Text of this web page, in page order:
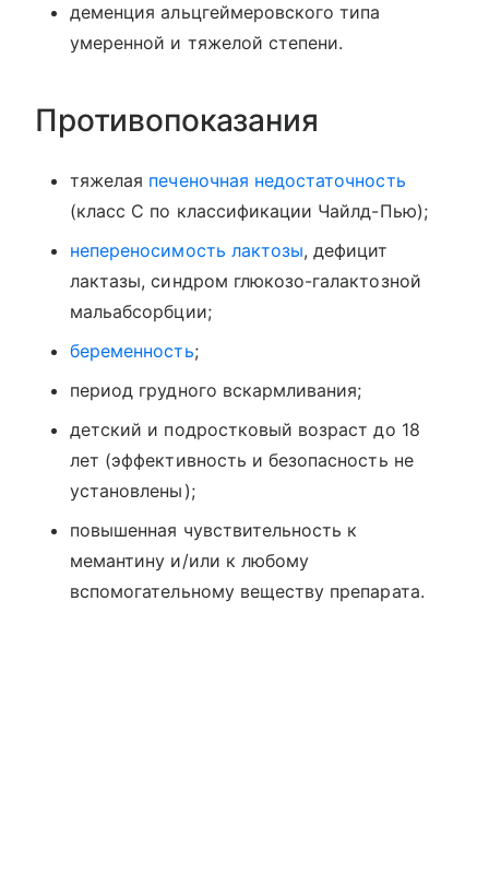
деменция альцгеймеровского типа
умеренной и тяжелой степени.
Противопоказания
тяжелая печеночная недостаточность
(класс С по классификации Чайлд-Пью);
непереносимость лактозы, дефицит
лактазы, синдром глюкозо-галактозной
мальабсорбции;
беременность;
период грудного вскармливания;
детский и подростковый возраст до 18
лет (эффективность и безопасность не
установлены);
повышенная чувствительность к
мемантину и/или к любому
вспомогательному веществу препарата.